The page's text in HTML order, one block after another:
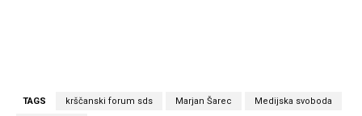
TAGS krščanski forum sds Marjan Šarec Medijska svoboda